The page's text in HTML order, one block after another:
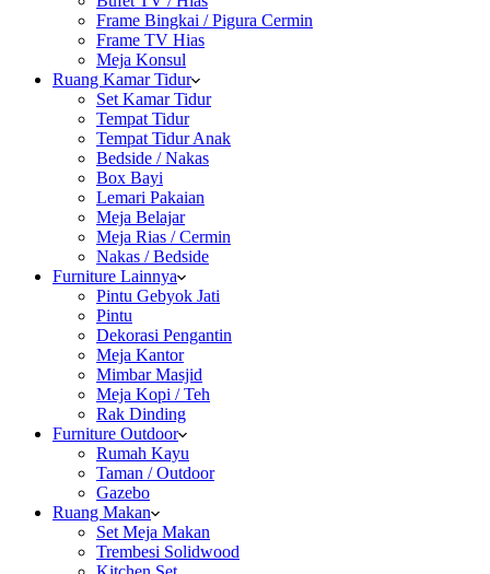
Frame Bingkai / Pigura Cermin
Frame TV Hias
Meja Konsul
Ruang Kamar Tidur
Set Kamar Tidur
Tempat Tidur
Tempat Tidur Anak
Bedside / Nakas
Box Bayi
Lemari Pakaian
Meja Belajar
Meja Rias / Cermin
Nakas / Bedside
Furniture Lainnya
Pintu Gebyok Jati
Pintu
Dekorasi Pengantin
Meja Kantor
Mimbar Masjid
Meja Kopi / Teh
Rak Dinding
Furniture Outdoor
Rumah Kayu
Taman / Outdoor
Gazebo
Ruang Makan
Set Meja Makan
Trembesi Solidwood